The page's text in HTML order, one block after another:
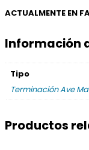
ACTUALMENTE EN
Información
Tipo
Terminación Ave
Productos